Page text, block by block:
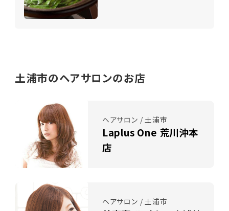
土浦市のヘアサロンのお店
ヘアサロン / 土浦市
Laplus One 荒川沖本
店
ヘアサロン / 土浦市